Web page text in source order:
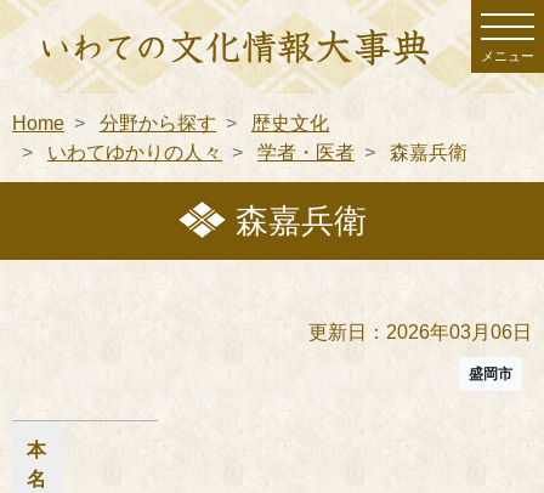
メニュー
Home 分野から探す
歴史文化
いわてゆかりの人々
学者・医者 森嘉兵衛
森嘉兵衛
更新日：2026年03月06日
盛岡市
本
名